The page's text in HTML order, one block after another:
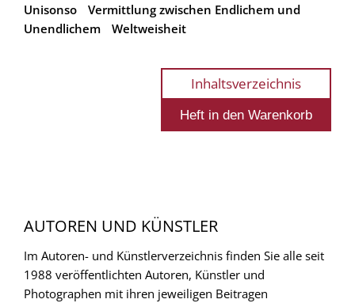
Unisonso
Vermittlung zwischen Endlichem und
Unendlichem
Weltweisheit
Inhaltsverzeichnis
AUTOREN UND KÜNSTLER
Im Autoren- und Künstlerverzeichnis finden Sie alle seit
1988 veröffentlichten Autoren, Künstler und
Photographen mit ihren jeweiligen Beitragen